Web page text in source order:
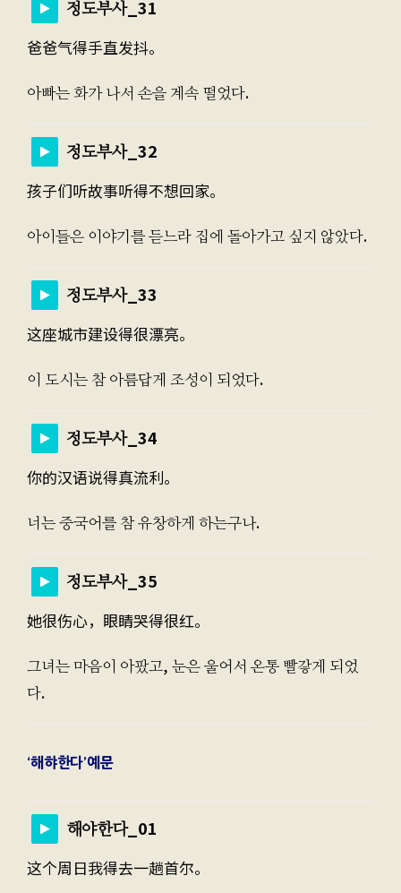
정도부사_31
爸爸气得手直发抖。
아빠는 화가 나서 손을 계속 떨었다.
정도부사_32
孩子们听故事听得不想回家。
아이들은 이야기를 듣느라 집에 돌아가고 싶지 않았다.
정도부사_33
这座城市建设得很漂亮。
이 도시는 참 아름답게 조성이 되었다.
정도부사_34
你的汉语说得真流利。
너는 중국어를 참 유창하게 하는구나.
정도부사_35
她很伤心，眼睛哭得很红。
그녀는 마음이 아팠고, 눈은 울어서 온통 빨갛게 되었
다.
‘해햐한다’예문
해야한다_01
这个周日我得去一趟首尔。